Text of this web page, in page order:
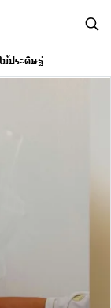
ประดิษฐ์